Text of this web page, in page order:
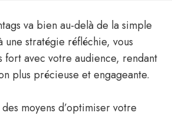
va bien au-delà de la simple
stratégie réfléchie, vous
fort avec votre audience, rendant
plus précieuse et engageante.
moyens d’optimiser votre